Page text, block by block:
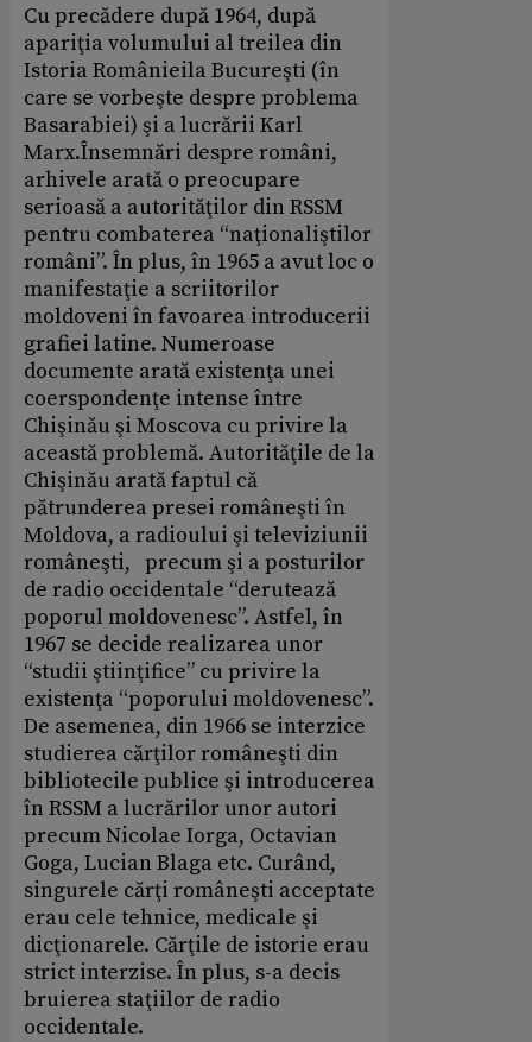
Cu precădere după 1964, după
apariţia volumului al treilea din
Istoria Românieila Bucureşti (în
care se vorbeşte despre problema
Basarabiei) şi a lucrării Karl
Marx.Însemnări despre români,
arhivele arată o preocupare
serioasă a autorităţilor din RSSM
pentru combaterea “naţionaliştilor
români”. În plus, în 1965 a avut loc o
manifestaţie a scriitorilor
moldoveni în favoarea introducerii
grafiei latine. Numeroase
documente arată existenţa unei
coerspondenţe intense între
Chişinău şi Moscova cu privire la
această problemă. Autorităţile de la
Chişinău arată faptul că
pătrunderea presei româneşti în
Moldova, a radioului şi televiziunii
româneşti, precum şi a posturilor
de radio occidentale “derutează
poporul moldovenesc”. Astfel, în
1967 se decide realizarea unor
“studii ştiinţifice” cu privire la
existenţa “poporului moldovenesc”.
De asemenea, din 1966 se interzice
studierea cărţilor româneşti din
bibliotecile publice şi introducerea
în RSSM a lucrărilor unor autori
precum Nicolae Iorga, Octavian
Goga, Lucian Blaga etc. Curând,
singurele cărţi româneşti acceptate
erau cele tehnice, medicale şi
dicţionarele. Cărţile de istorie erau
strict interzise. În plus, s-a decis
bruierea staţiilor de radio
occidentale.